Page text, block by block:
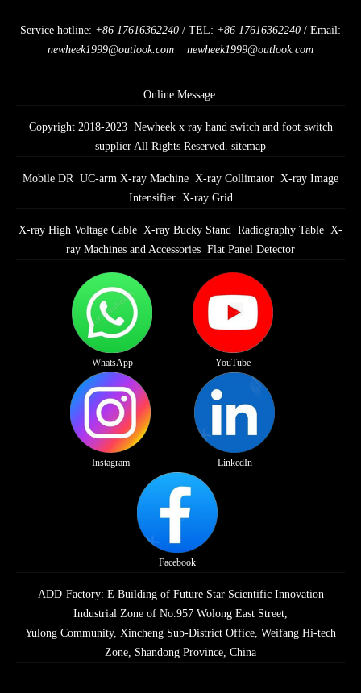
Service hotline: +86 17616362240 / TEL: +86 17616362240 / Email:
newheek1999@outlook.com
newheek1999@outlook.com
Online Message
Copyright 2018-2023 Newheek x ray hand switch and foot switch
supplier All Rights Reserved. sitemap
Mobile DR UC-arm X-ray Machine X-ray Collimator X-ray Image
Intensifier X-ray Grid
X-ray High Voltage Cable X-ray Bucky Stand Radiography Table X-
ray Machines and Accessories Flat Panel Detector
WhatsApp YouTube
Instagram LinkedIn
Facebook
ADD-Factory: E Building of Future Star Scientific Innovation
Industrial Zone of No.957 Wolong East Street,
Yulong Community, Xincheng Sub-District Office, Weifang Hi-tech
Zone, Shandong Province, China